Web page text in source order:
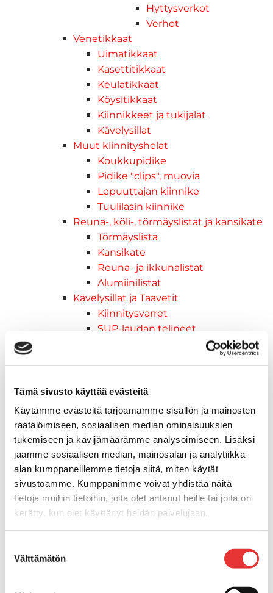
Tämä sivusto käyttää evästeitä
Käytämme evästeitä tarjoamamme sisällön ja mainosten
räätälöimiseen, sosiaalisen median ominaisuuksien
tukemiseen ja kävijämäärämme analysoimiseen. Lisäksi
jaamme sosiaalisen median, mainosalan ja analytiikka-
alan kumppaneillemme tietoja siitä, miten käytät
sivustoamme. Kumppanimme voivat yhdistää näitä
tietoja muihin tietoihin, joita olet antanut heille tai joita on
kerätty, kun olet käyttänyt heidän palvelujaan.
valinta
Välttämätön
Hyttysverkot
Verhot
Venetikkaat
Uimatikkaat
Kasettitikkaat
Keulatikkaat
Köysitikkaat
Kiinnikkeet ja tukijalat
Kävelysillat
Muut kiinnityshelat
Koukkupidike
Pidike "clips", muovia
Lepuuttajan kiinnike
Tuulilasin kiinnike
Reuna-, köli-, törmäyslistat ja kansikate
Törmäyslista
Kansikate
Reuna- ja ikkunalistat
Alumiinilistat
Kävelysillat ja Taavetit
Kiinnitysvarret
SUP-laudan telineet
Kädensija, metallia
Taavetit
Venetuolit ja -tuolinjalat
Liukukoneistot
Tuolinjalat
Tuolit
Venetuolit
Veneen kiinnitys
Pollarit
Venerenkaat ja silmukkapultit/-